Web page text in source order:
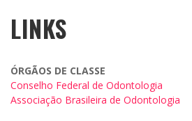
LINKS
ÓRGÃOS DE CLASSE
Conselho Federal de Odontologia
Associação Brasileira de Odontologia